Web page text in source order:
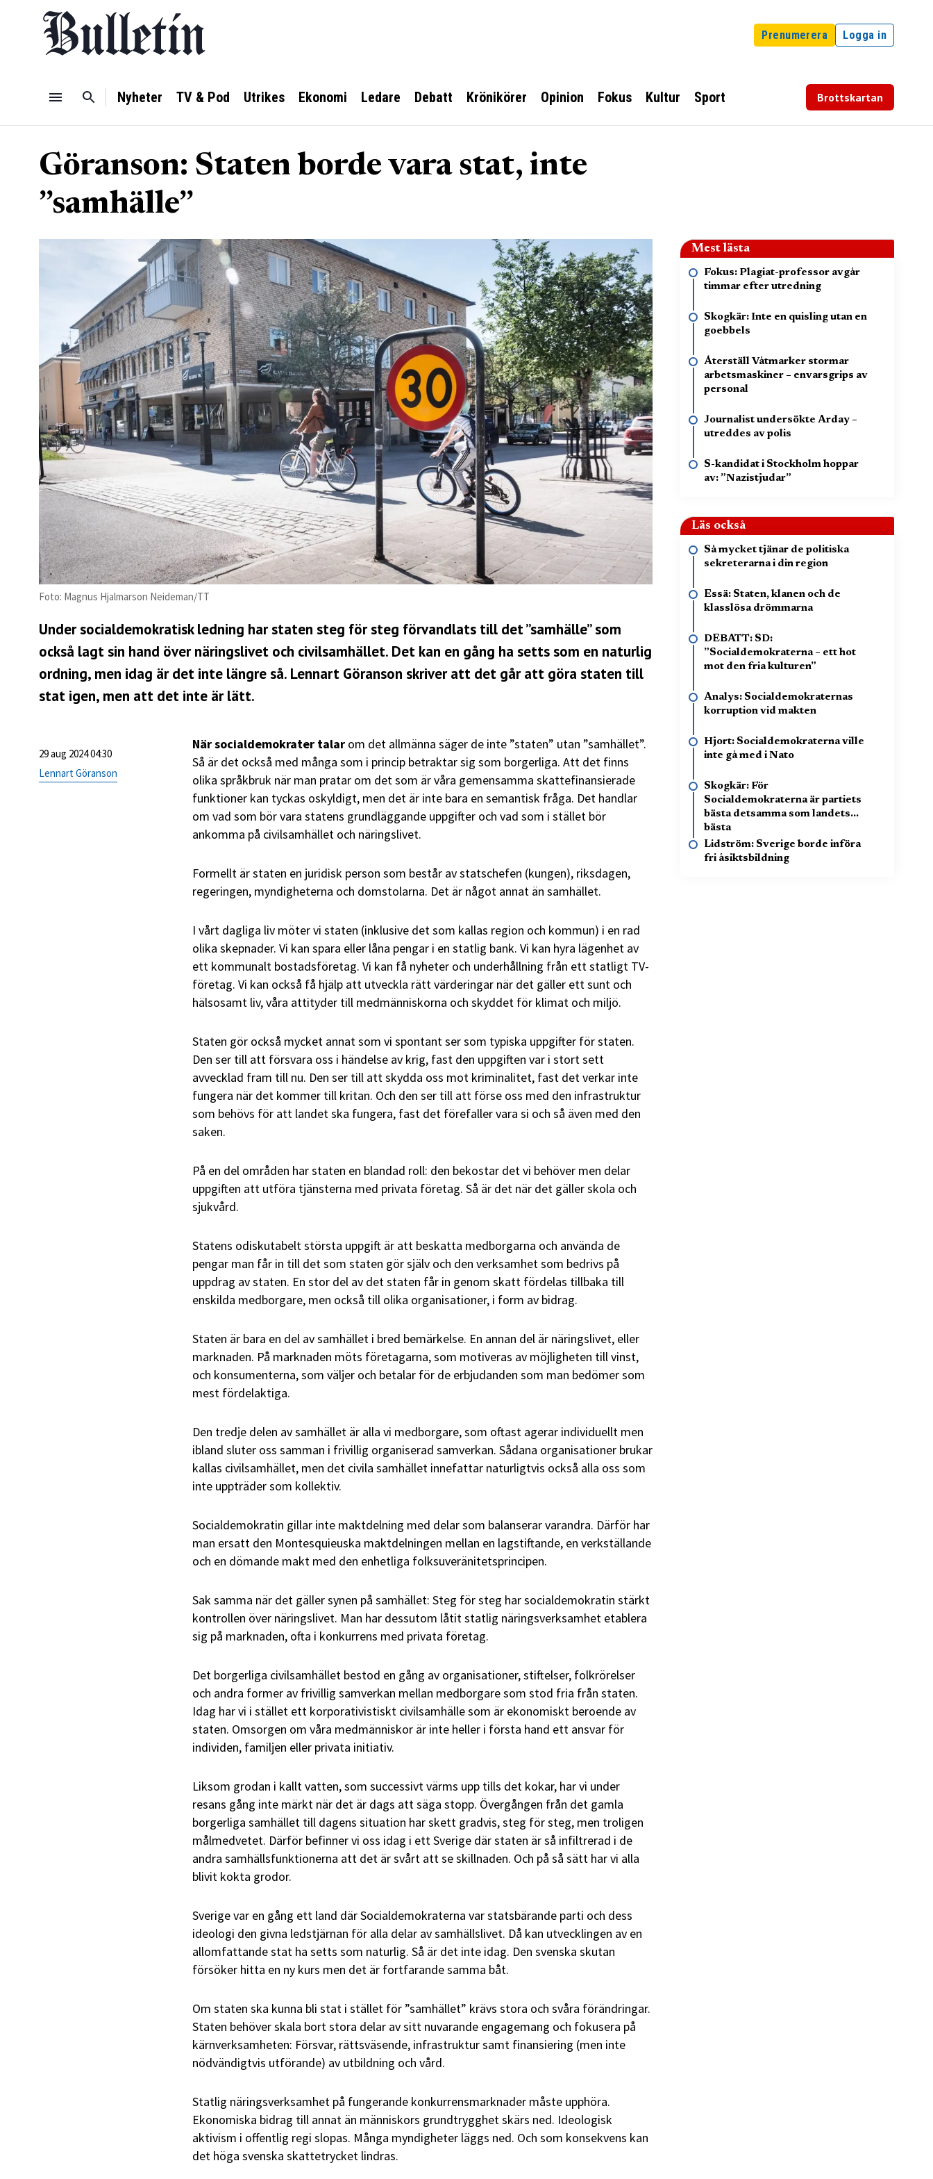
Prenumerera Logga in
Nyheter TV & Pod Utrikes Ekonomi Ledare Debatt Krönikörer Opinion Fokus Kultur Sport Brottskartan
Göranson: Staten borde vara stat, inte
”samhälle”
Foto: Magnus Hjalmarson Neideman/TT
Under socialdemokratisk ledning har staten steg för steg förvandlats till det ”samhälle” som
också lagt sin hand över näringslivet och civilsamhället. Det kan en gång ha setts som en naturlig
ordning, men idag är det inte längre så. Lennart Göranson skriver att det går att göra staten till
stat igen, men att det inte är lätt.
29 aug 2024 04:30
Lennart Göranson
När socialdemokrater talar om det allmänna säger de inte ”staten” utan ”samhället”.
Så är det också med många som i princip betraktar sig som borgerliga. Att det finns
olika språkbruk när man pratar om det som är våra gemensamma skattefinansierade
funktioner kan tyckas oskyldigt, men det är inte bara en semantisk fråga. Det handlar
om vad som bör vara statens grundläggande uppgifter och vad som i stället bör
ankomma på civilsamhället och näringslivet.
Formellt är staten en juridisk person som består av statschefen (kungen), riksdagen,
regeringen, myndigheterna och domstolarna. Det är något annat än samhället.
I vårt dagliga liv möter vi staten (inklusive det som kallas region och kommun) i en rad
olika skepnader. Vi kan spara eller låna pengar i en statlig bank. Vi kan hyra lägenhet av
ett kommunalt bostadsföretag. Vi kan få nyheter och underhållning från ett statligt TV-
företag. Vi kan också få hjälp att utveckla rätt värderingar när det gäller ett sunt och
hälsosamt liv, våra attityder till medmänniskorna och skyddet för klimat och miljö.
Staten gör också mycket annat som vi spontant ser som typiska uppgifter för staten.
Den ser till att försvara oss i händelse av krig, fast den uppgiften var i stort sett
avvecklad fram till nu. Den ser till att skydda oss mot kriminalitet, fast det verkar inte
fungera när det kommer till kritan. Och den ser till att förse oss med den infrastruktur
som behövs för att landet ska fungera, fast det förefaller vara si och så även med den
saken.
På en del områden har staten en blandad roll: den bekostar det vi behöver men delar
uppgiften att utföra tjänsterna med privata företag. Så är det när det gäller skola och
sjukvård.
Statens odiskutabelt största uppgift är att beskatta medborgarna och använda de
pengar man får in till det som staten gör själv och den verksamhet som bedrivs på
uppdrag av staten. En stor del av det staten får in genom skatt fördelas tillbaka till
enskilda medborgare, men också till olika organisationer, i form av bidrag.
Staten är bara en del av samhället i bred bemärkelse. En annan del är näringslivet, eller
marknaden. På marknaden möts företagarna, som motiveras av möjligheten till vinst,
och konsumenterna, som väljer och betalar för de erbjudanden som man bedömer som
mest fördelaktiga.
Den tredje delen av samhället är alla vi medborgare, som oftast agerar individuellt men
ibland sluter oss samman i frivillig organiserad samverkan. Sådana organisationer brukar
kallas civilsamhället, men det civila samhället innefattar naturligtvis också alla oss som
inte uppträder som kollektiv.
Socialdemokratin gillar inte maktdelning med delar som balanserar varandra. Därför har
man ersatt den Montesquieuska maktdelningen mellan en lagstiftande, en verkställande
och en dömande makt med den enhetliga folksuveränitetsprincipen.
Sak samma när det gäller synen på samhället: Steg för steg har socialdemokratin stärkt
kontrollen över näringslivet. Man har dessutom låtit statlig näringsverksamhet etablera
sig på marknaden, ofta i konkurrens med privata företag.
Det borgerliga civilsamhället bestod en gång av organisationer, stiftelser, folkrörelser
och andra former av frivillig samverkan mellan medborgare som stod fria från staten.
Idag har vi i stället ett korporativistiskt civilsamhälle som är ekonomiskt beroende av
staten. Omsorgen om våra medmänniskor är inte heller i första hand ett ansvar för
individen, familjen eller privata initiativ.
Liksom grodan i kallt vatten, som successivt värms upp tills det kokar, har vi under
resans gång inte märkt när det är dags att säga stopp. Övergången från det gamla
borgerliga samhället till dagens situation har skett gradvis, steg för steg, men troligen
målmedvetet. Därför befinner vi oss idag i ett Sverige där staten är så infiltrerad i de
andra samhällsfunktionerna att det är svårt att se skillnaden. Och på så sätt har vi alla
blivit kokta grodor.
Sverige var en gång ett land där Socialdemokraterna var statsbärande parti och dess
ideologi den givna ledstjärnan för alla delar av samhällslivet. Då kan utvecklingen av en
allomfattande stat ha setts som naturlig. Så är det inte idag. Den svenska skutan
försöker hitta en ny kurs men det är fortfarande samma båt.
Om staten ska kunna bli stat i stället för ”samhället” krävs stora och svåra förändringar.
Staten behöver skala bort stora delar av sitt nuvarande engagemang och fokusera på
kärnverksamheten: Försvar, rättsväsende, infrastruktur samt finansiering (men inte
nödvändigtvis utförande) av utbildning och vård.
Statlig näringsverksamhet på fungerande konkurrensmarknader måste upphöra.
Ekonomiska bidrag till annat än människors grundtrygghet skärs ned. Ideologisk
aktivism i offentlig regi slopas. Många myndigheter läggs ned. Och som konsekvens kan
det höga svenska skattetrycket lindras.
Mest lästa
Fokus: Plagiat-professor avgår
timmar efter utredning
Skogkär: Inte en quisling utan en
goebbels
Återställ Våtmarker stormar
arbetsmaskiner – envarsgrips av
personal
Journalist undersökte Arday –
utreddes av polis
S-kandidat i Stockholm hoppar
av: ”Nazistjudar”
Läs också
Så mycket tjänar de politiska
sekreterarna i din region
Essä: Staten, klanen och de
klasslösa drömmarna
DEBATT: SD:
”Socialdemokraterna – ett hot
mot den fria kulturen”
Analys: Socialdemokraternas
korruption vid makten
Hjort: Socialdemokraterna ville
inte gå med i Nato
Skogkär: För
Socialdemokraterna är partiets
bästa detsamma som landets
bästa
Lidström: Sverige borde införa
fri åsiktsbildning